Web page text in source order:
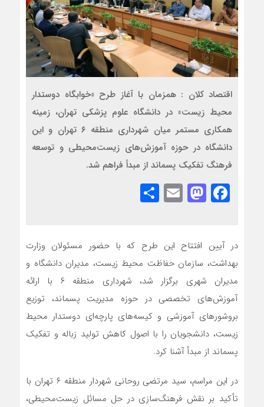
اقتصاد کلان : همزمان با آغاز طرح «خوابگاه دوستدار
محیط زیست» در دانشگاه علوم پزشکی تهران، زمینه
همکاری مستمر میان شهرداری منطقه ۶ تهران و این
دانشگاه در حوزه آموزش‌های زیست‌محیطی و توسعه
فرهنگ تفکیک پسماند از مبدأ فراهم شد.
Facebook
Mastodon
Email
در آیین افتتاح این طرح که با حضور مسئولان وزارت
بهداشت، سازمان حفاظت محیط زیست، مدیران دانشگاه و
مدیران شهری برگزار شد، شهرداری منطقه ۶ با ارائه
آموزش‌های تخصصی در حوزه مدیریت پسماند، توزیع
بروشورهای آموزشی و کیسه‌های پارچه‌ای دوستدار محیط
زیست، دانشجویان را با اصول کاهش تولید زباله و تفکیک
پسماند از مبدأ آشنا کرد.
در این مراسم، سید مرتضی روحانی شهردار منطقه ۶ تهران با
تأکید بر نقش فرهنگ‌سازی در حل مسائل زیست‌محیطی،